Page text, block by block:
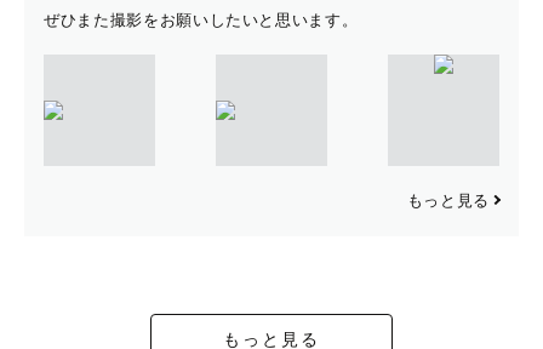
ぜひまた撮影をお願いしたいと思います。
もっと見る
もっと見る